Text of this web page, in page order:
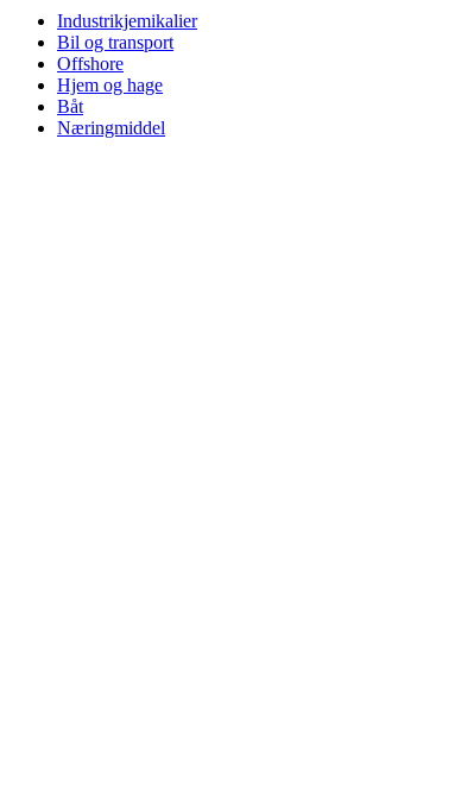
Industrikjemikalier
Bil og transport
Offshore
Hjem og hage
Båt
Næringmiddel